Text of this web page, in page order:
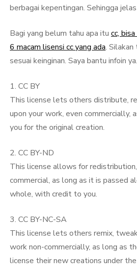
berbagai kepentingan. Sehingga
Bagi yang belum tahu apa itu cc,
6 macam lisensi cc yang ada.
sesuai keinginan. Saya bantu infoin ya.
1. CC BY
This license lets others distribute,
upon your work, even commercially,
you for the original creation.
2. CC BY-ND
This license allows for
commercial, as long as it is passed
whole, with credit to you.
3. CC BY-NC-SA
This license lets others remix,
work non-commercially, as long as
license their new creations under